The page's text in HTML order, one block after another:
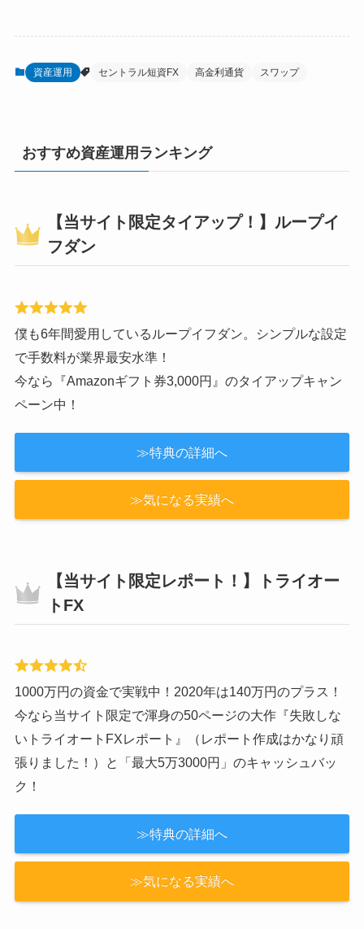
資産運用 セントラル短資FX 高金利通貨 スワップ
おすすめ資産運用ランキング
【当サイト限定タイアップ！】ループイ
フダン
今なら『Amazonギフト券3,000円』のタイアップキャン
ペーン中！
≫気になる実績へ